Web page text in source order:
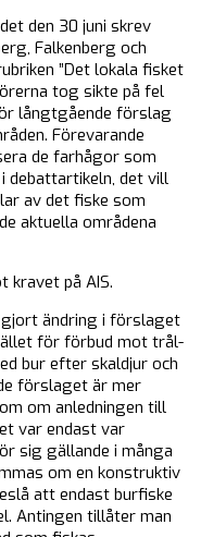
den 30 juni skrev
Falkenberg och
”Det lokala fisket
tog sikte på fel
långtgående förslag
Förevarande
de farhågor som
debattartikeln, det vill
av det fiske som
aktuella områdena
kravet på AIS.
ändring i förslaget
för förbud mot trål-
bur efter skaldjur och
förslaget är mer
om anledningen till
var endast var
sig gällande i många
om en konstruktiv
att endast burfiske
Antingen tillåter man